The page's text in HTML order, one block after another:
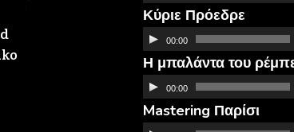
Αναπαραγωγής
Ήχου
Κύριε Πρόεδρε
Πρόγραμμα
Αναπαραγωγής
Ήχου
00:00
Η μπαλάντα του
Πρόγραμμα
Αναπαραγωγής
Ήχου
00:00
Mastering Παρίσι